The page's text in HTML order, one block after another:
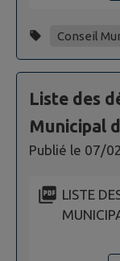
Conseil
Liste des
Municipal
Publié le 07/
LISTE